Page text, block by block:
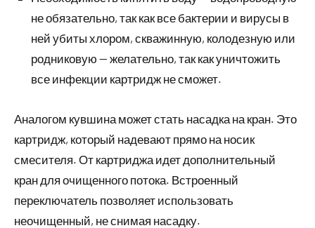
не обязательно, так как все бактерии и вирусы в
ней убиты хлором, скважинную, колодезную или
родниковую — желательно, так как уничтожить
все инфекции картридж не сможет.
Аналогом кувшина может стать насадка на кран. Это
картридж, который надевают прямо на носик
смесителя. От картриджа идет дополнительный
кран для очищенного потока. Встроенный
переключатель позволяет использовать
неочищенный, не снимая насадку.